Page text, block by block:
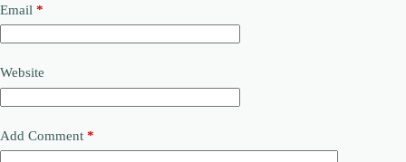
Email *
Website
Add Comment *